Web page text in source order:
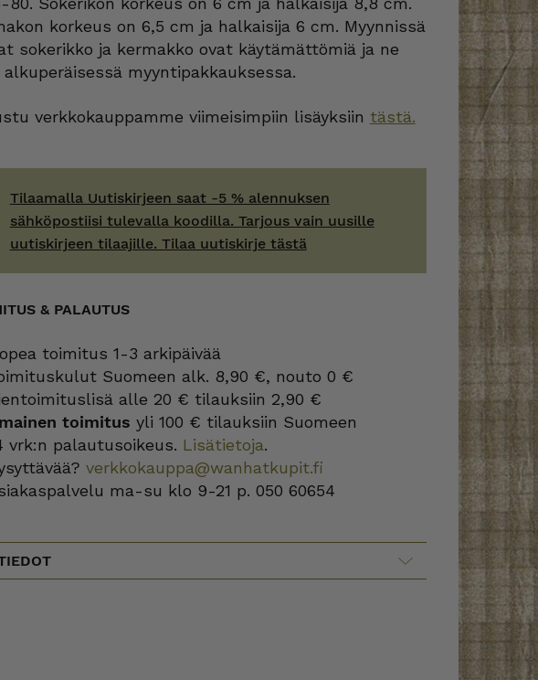
korkeus on 6,5 cm ja halkaisija 6 cm. Myynnissä
sokerikko ja kermakko ovat käytämättömiä ja ne
myyntipakkauksessa.
verkkokauppamme viimeisimpiin lisäyksiin tästä.
Tilaamalla Uutiskirjeen saat -5 % alennuksen
sähköpostiisi tulevalla koodilla. Tarjous vain uusille
uutiskirjeen tilaajille. Tilaa uutiskirje tästä
& PALAUTUS
toimitus 1-3 arkipäivää
Suomeen alk. 8,90 €, nouto 0 €
alle 20 € tilauksiin 2,90 €
toimitus yli 100 € tilauksiin Suomeen
vrk:n palautusoikeus. Lisätietoja.
verkkokauppa@wanhatkupit.fi
ma-su klo 9-21 p. 050 60654